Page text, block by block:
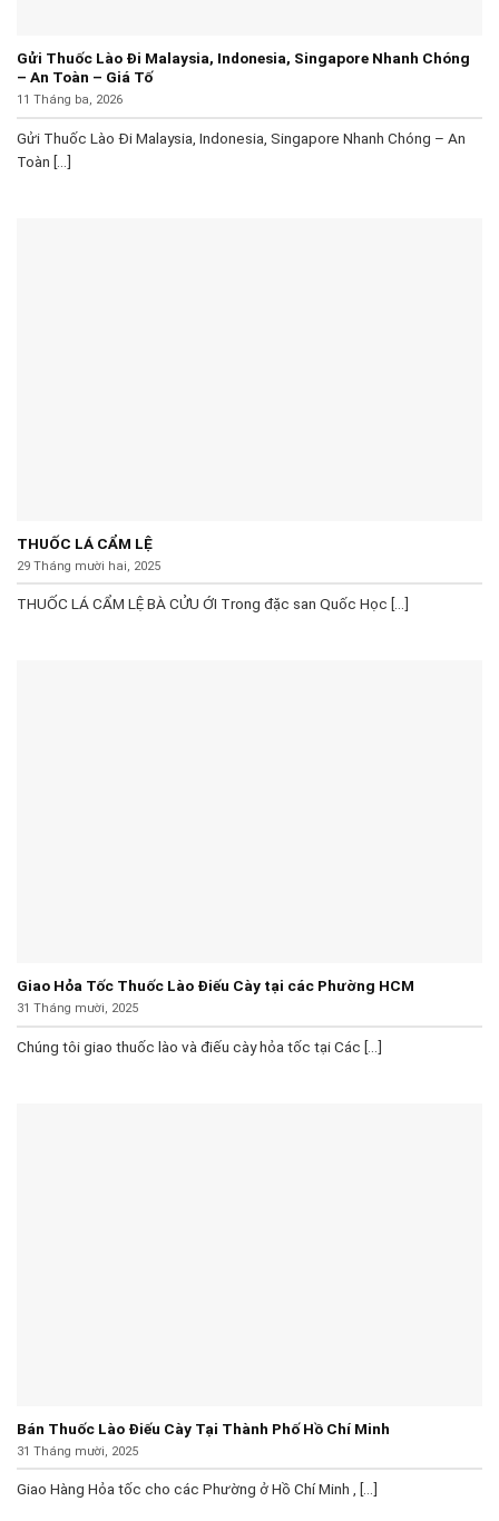
Gửi Thuốc Lào Đi Malaysia, Indonesia, Singapore Nhanh Chóng
– An Toàn – Giá Tố
11 Tháng ba, 2026
Gửi Thuốc Lào Đi Malaysia, Indonesia, Singapore Nhanh Chóng – An
Toàn [...]
THUỐC LÁ CẨM LỆ
29 Tháng mười hai, 2025
THUỐC LÁ CẨM LỆ BÀ CỬU ỚI Trong đặc san Quốc Học [...]
Giao Hỏa Tốc Thuốc Lào Điếu Cày tại các Phường HCM
31 Tháng mười, 2025
Chúng tôi giao thuốc lào và điếu cày hỏa tốc tại Các [...]
Bán Thuốc Lào Điếu Cày Tại Thành Phố Hồ Chí Minh
31 Tháng mười, 2025
Giao Hàng Hỏa tốc cho các Phường ở Hồ Chí Minh , [...]